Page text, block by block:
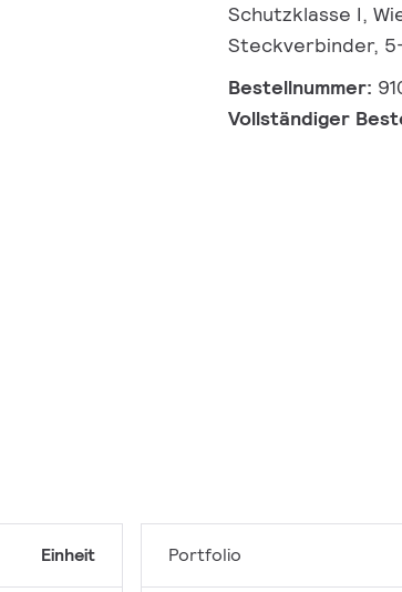
Schutzklasse I,
Steckverbinder,
Bestellnummer:
Vollständiger
Einheit Portfolio